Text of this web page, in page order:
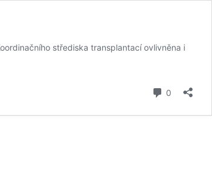
střediska transplantací ovlivněna i
0 komentářů